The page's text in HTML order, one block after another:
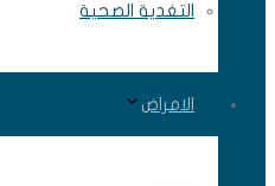
التغدية الصحية
الامراض